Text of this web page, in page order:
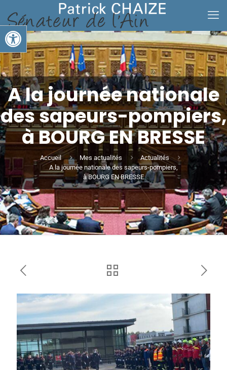
Ouvrir la barre d’outils
A la journée nationale
des sapeurs-pompiers,
à BOURG EN BRESSE
Accueil Mes actualités
Actualités
A la journée nationale des sapeurs-pompiers,
à BOURG EN BRESSE